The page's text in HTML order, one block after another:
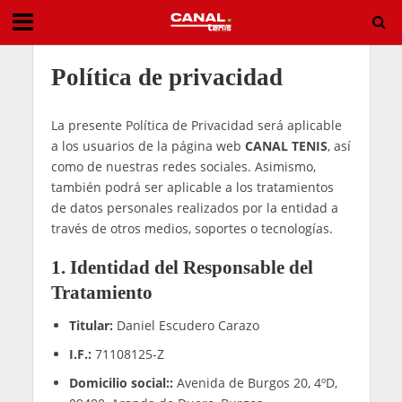
Gestionar el Consentimiento de las Cookies